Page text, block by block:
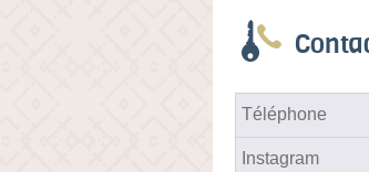
Téléphone
Instagram